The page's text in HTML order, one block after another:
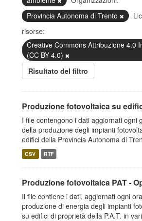
Provincia Autonoma di Trento
risorse:
Creative Commons Attribuzione 4.0
(CC BY 4.0)
Risultato del filtro
Produzione fotovoltaica su
I file contengono i dati aggiornati ogni
della produzione degli impianti
edifici della Provincia Autonoma di
CSV RTF
Produzione fotovoltaica PAT -
Il file contiene i dati, aggiornati ogni
produzione di energia degli impianti
su edifici di proprietà della P.A.T. in